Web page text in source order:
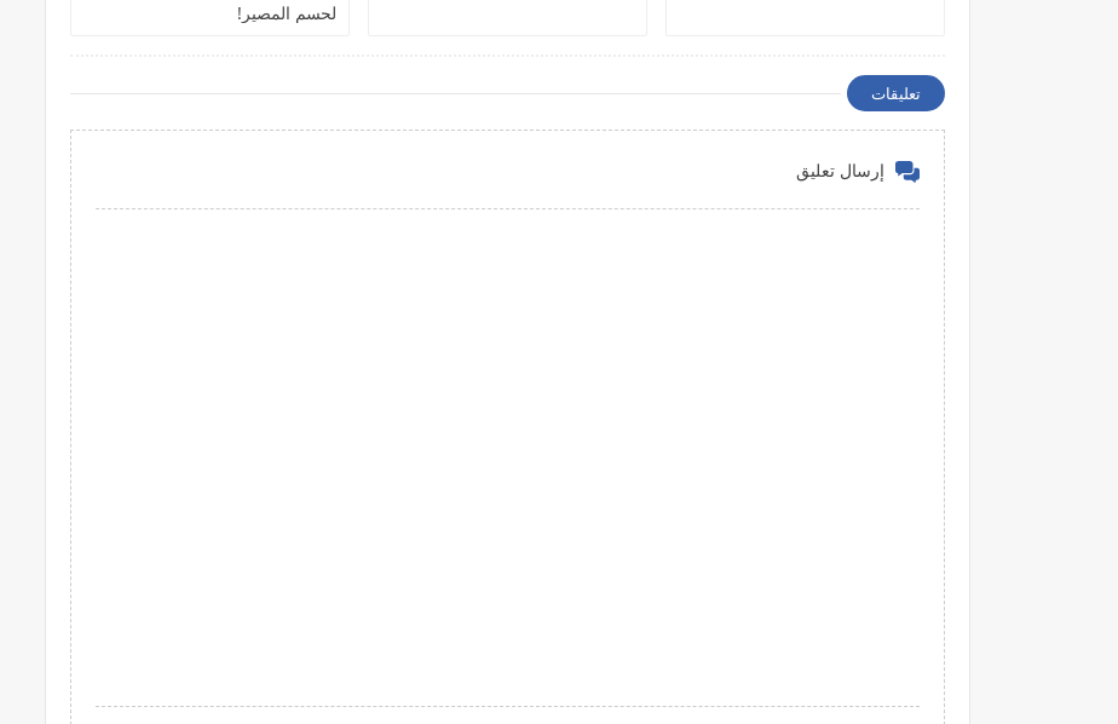
لحسم المصير!
تعليقات
إرسال تعليق